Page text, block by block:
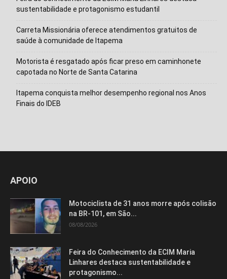
sustentabilidade e protagonismo estudantil
Carreta Missionária oferece atendimentos gratuitos de
saúde à comunidade de Itapema
Motorista é resgatado após ficar preso em caminhonete
capotada no Norte de Santa Catarina
Itapema conquista melhor desempenho regional nos Anos
Finais do IDEB
APOIO
Motociclista de 31 anos morre após colisão
na BR-101, em São...
08/08/2026
Feira do Conhecimento da ECIM Maria
Linhares destaca sustentabilidade e
protagonismo...
Isso vai fechar em15segundos